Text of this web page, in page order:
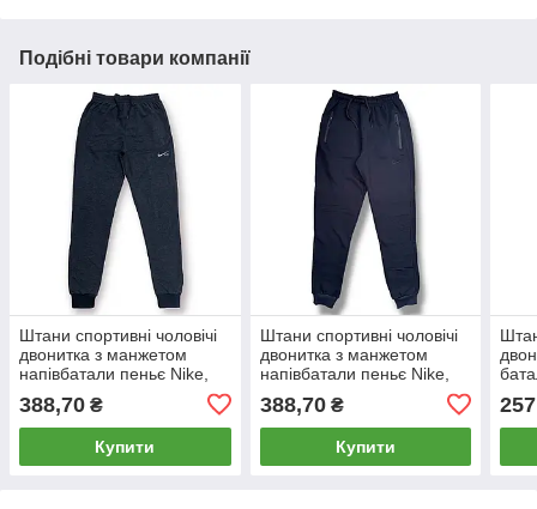
Подібні товари компанії
Штани спортивні чоловічі
двонитка з манжетом
напівбатали пеньє Nike,
розміри 50-58, темно-сірі,
4112
388,70 ₴
Купити
Штани спортивні чоловічі
двонитка з манжетом
напівбатали пеньє Nike,
розміри 50-58, темно-сині,
4111
388,70₴
Купити